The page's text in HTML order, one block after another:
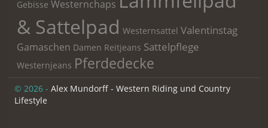
Gebisse Westernchaps
& Sattelpad Westernsattel Valentinstag
Gamaschen Damen Reitjeans Sattelpflege
Westernjeans Pferdedecke
© 2026 - Alex Mundorff - Western Riding und Country
Lifestyle